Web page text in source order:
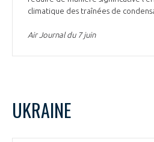
climatique des traînées de
Air Journal du 7 juin
UKRAINE